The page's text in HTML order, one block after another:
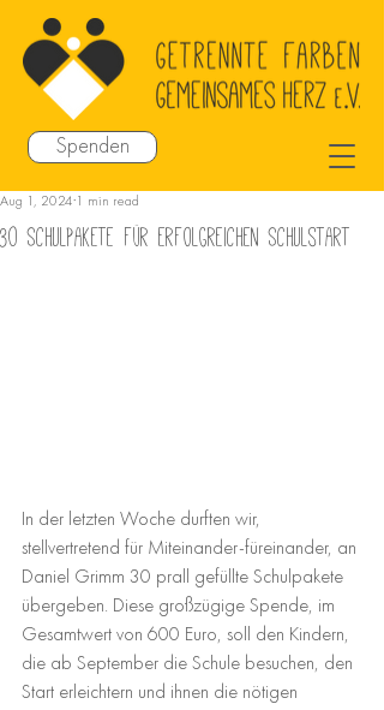
Spenden
30 Schulpakete für erfolgreichen Schulstart
Aug 1, 2024 1 min read
In der letzten Woche durften wir,
stellvertretend für Miteinander-füreinander, an
Daniel Grimm 30 prall gefüllte Schulpakete
übergeben. Diese großzügige Spende, im
Gesamtwert von 600 Euro, soll den Kindern,
die ab September die Schule besuchen, den
Start erleichtern und ihnen die nötigen